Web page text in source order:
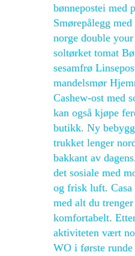
bønnepostei med
Smørepålegg
norge double
soltørket tomat
sesamfrø
mandelsmør
Cashew-ost med
kan også kjøpe
butikk. Ny
trukket lenger
bakkant av
det sosiale med
og frisk luft. Casa
med alt du
komfortabelt.
aktiviteten vært
WO i første runde